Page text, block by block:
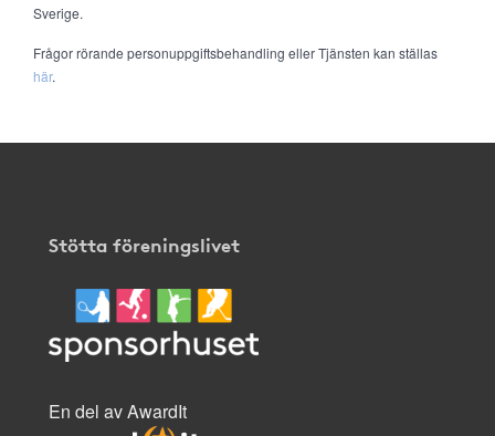
Sverige.
Frågor rörande personuppgiftsbehandling eller Tjänsten kan ställas
här.
Stötta föreningslivet
En del av AwardIt